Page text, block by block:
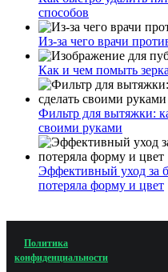
способов
Из-за чего врачи
Как и чем помыть
Фильтр для вытяжки:
своими руками
Эффективный уход за
потеряла форму и цвет
Политика
конфиденциальности